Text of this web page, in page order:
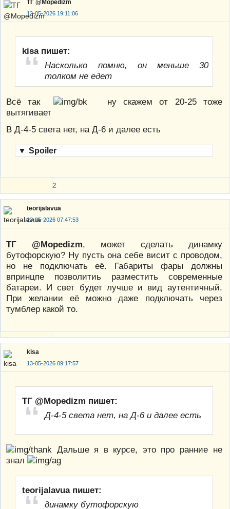
ТГ @Mopedizm
12-05-2026 19:11:06
kisa пишет:
Насколько помню, он меньше 30
толком не едет
Всё так
ну скажем от 20-25 тоже
вытягивает
В Д-4-5 света нет, на Д-6 и далее есть
▼ Spoiler
2
teorijalavua
13-05-2026 07:47:53
ТГ @Mopedizm, может сделать динамку
бутофорскую? Ну пусть она себе висит с проводом,
но не подключать её. Габариты фары должны
впринцпе позволитиь разместить современные
батареи. И свет будет лучше и вид аутентичный.
При желании её можно даже подключать через
тумблер какой то.
kisa
13-05-2026 09:17:57
ТГ @Mopedizm пишет:
Д-4-5 света нет, на Д-6 и далее есть
Дальше я в курсе, это про ранние не
знал
teorijalavua пишет:
динамку бутофорскую